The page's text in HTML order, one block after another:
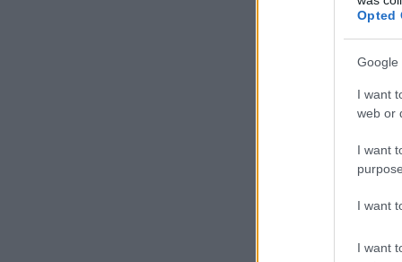
Opted
Google
I want
web or
I want
I want
I want